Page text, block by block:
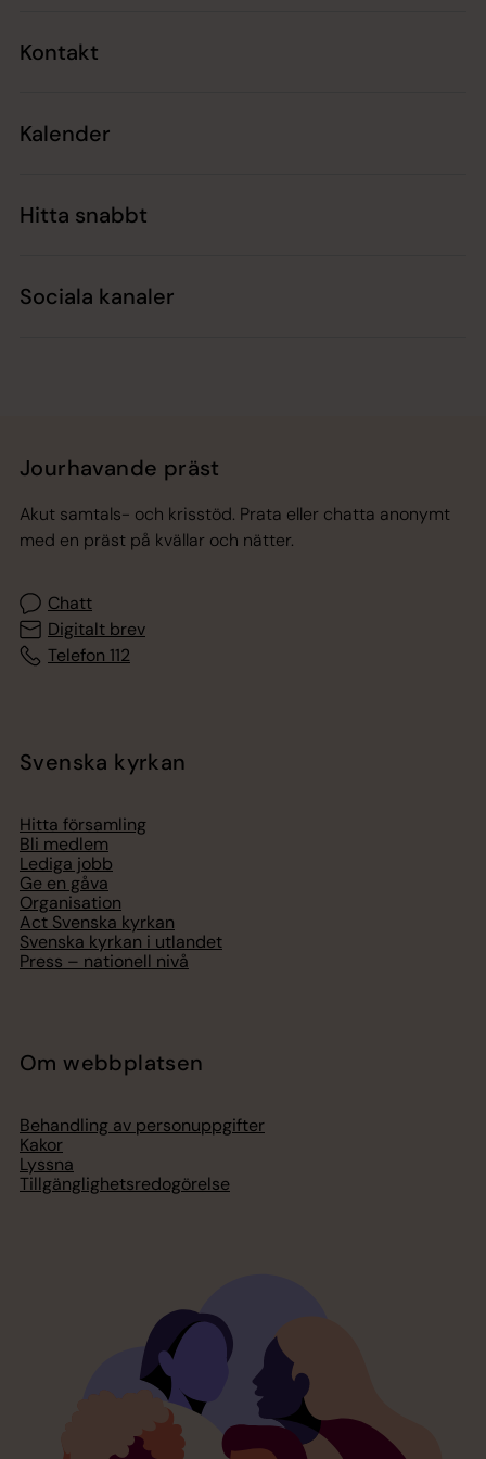
Kontakt
Kalender
Hitta snabbt
Sociala kanaler
Jourhavande präst
Akut samtals- och krisstöd. Prata eller chatta anonymt
med en präst på kvällar och nätter.
Chatt
Digitalt brev
Telefon 112
Svenska kyrkan
Hitta församling
Bli medlem
Lediga jobb
Ge en gåva
Organisation
Act Svenska kyrkan
Svenska kyrkan i utlandet
Press – nationell nivå
Om webbplatsen
Behandling av personuppgifter
Kakor
Lyssna
Tillgänglighetsredogörelse